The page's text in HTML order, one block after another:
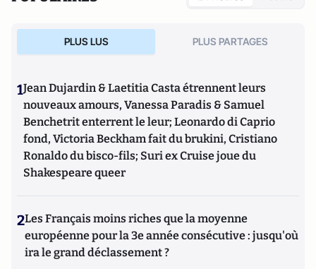
PLUS LUS PLUS PARTAGES
1Jean Dujardin & Laetitia Casta étrennent leurs
nouveaux amours, Vanessa Paradis & Samuel
Benchetrit enterrent le leur; Leonardo di Caprio
fond, Victoria Beckham fait du brukini, Cristiano
Ronaldo du bisco-fils; Suri ex Cruise joue du
Shakespeare queer
2Les Français moins riches que la moyenne
européenne pour la 3e année consécutive : jusqu'où
ira le grand déclassement ?